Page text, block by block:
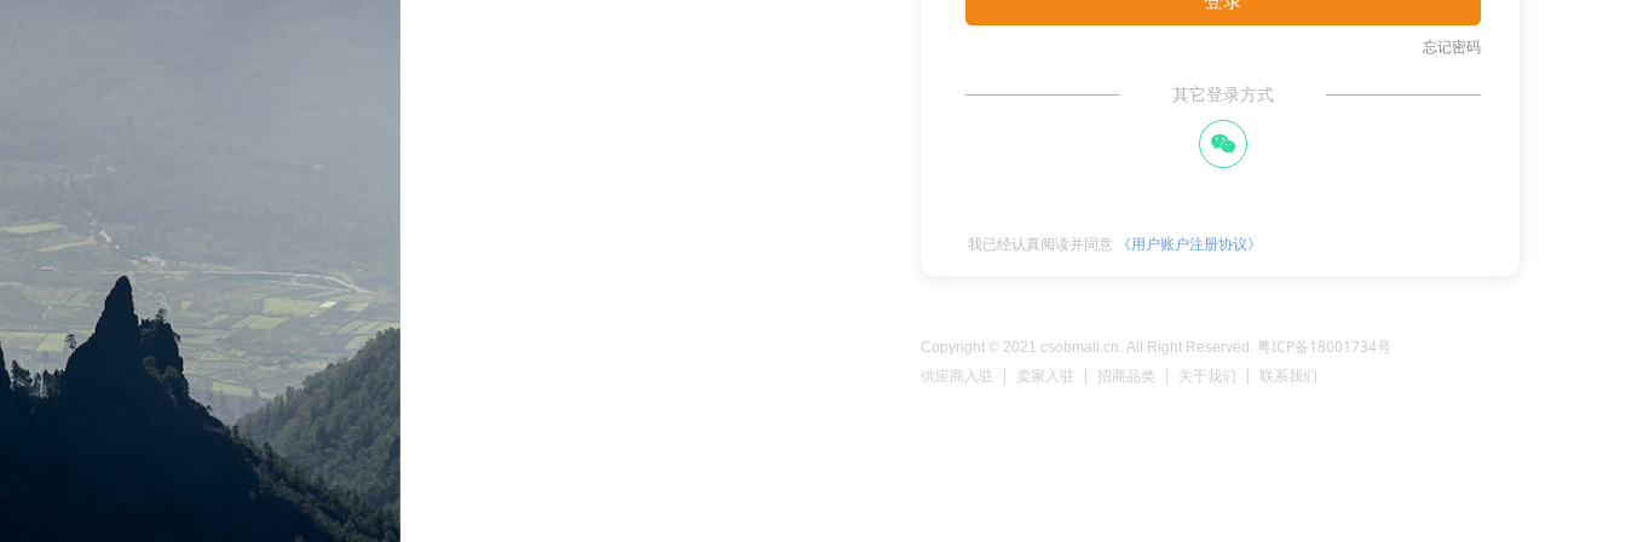
忘记密码
其它登录方式
너
我已经认真阅读并同意 《用户账户注册协议》
Copyright © 2021 csobmall.cn. All Right Reserved. 粤ICP备18001734号
供应商入驻 | 卖家入驻 | 招商品类 | 关于我们 | 联系我们